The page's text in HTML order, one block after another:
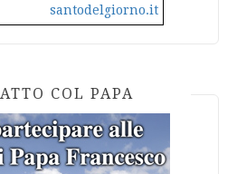
santodelgiorno.it
COL PAPA